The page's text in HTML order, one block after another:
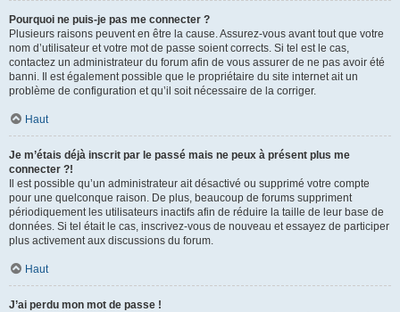
Pourquoi ne puis-je pas me connecter ?
Plusieurs raisons peuvent en être la cause. Assurez-vous avant tout que votre
nom d’utilisateur et votre mot de passe soient corrects. Si tel est le cas,
contactez un administrateur du forum afin de vous assurer de ne pas avoir été
banni. Il est également possible que le propriétaire du site internet ait un
problème de configuration et qu’il soit nécessaire de la corriger.
Haut
Je m’étais déjà inscrit par le passé mais ne peux à présent plus me
connecter ?!
Il est possible qu’un administrateur ait désactivé ou supprimé votre compte
pour une quelconque raison. De plus, beaucoup de forums suppriment
périodiquement les utilisateurs inactifs afin de réduire la taille de leur base de
données. Si tel était le cas, inscrivez-vous de nouveau et essayez de participer
plus activement aux discussions du forum.
Haut
J’ai perdu mon mot de passe !